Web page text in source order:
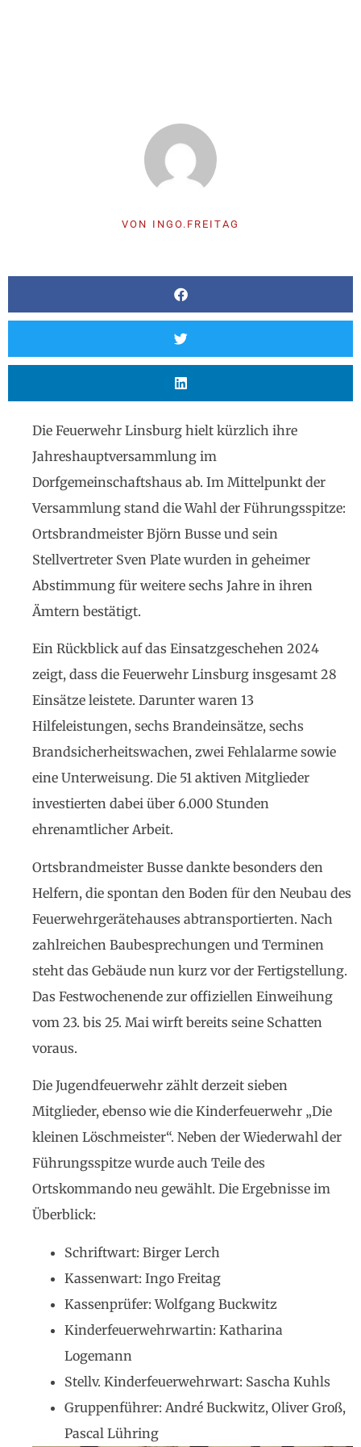
VON INGO.FREITAG
Die Feuerwehr Linsburg hielt kürzlich ihre
Jahreshauptversammlung im
Dorfgemeinschaftshaus ab. Im Mittelpunkt der
Versammlung stand die Wahl der Führungsspitze:
Ortsbrandmeister Björn Busse und sein
Stellvertreter Sven Plate wurden in geheimer
Abstimmung für weitere sechs Jahre in ihren
Ämtern bestätigt.
Ein Rückblick auf das Einsatzgeschehen 2024
zeigt, dass die Feuerwehr Linsburg insgesamt 28
Einsätze leistete. Darunter waren 13
Hilfeleistungen, sechs Brandeinsätze, sechs
Brandsicherheitswachen, zwei Fehlalarme sowie
eine Unterweisung. Die 51 aktiven Mitglieder
investierten dabei über 6.000 Stunden
ehrenamtlicher Arbeit.
Ortsbrandmeister Busse dankte besonders den
Helfern, die spontan den Boden für den Neubau des
Feuerwehrgerätehauses abtransportierten. Nach
zahlreichen Baubesprechungen und Terminen
steht das Gebäude nun kurz vor der Fertigstellung.
Das Festwochenende zur offiziellen Einweihung
vom 23. bis 25. Mai wirft bereits seine Schatten
voraus.
Die Jugendfeuerwehr zählt derzeit sieben
Mitglieder, ebenso wie die Kinderfeuerwehr „Die
kleinen Löschmeister“. Neben der Wiederwahl der
Führungsspitze wurde auch Teile des
Ortskommando neu gewählt. Die Ergebnisse im
Überblick:
Schriftwart: Birger Lerch
Kassenwart: Ingo Freitag
Kassenprüfer: Wolfgang Buckwitz
Kinderfeuerwehrwartin: Katharina
Logemann
Stellv. Kinderfeuerwehrwart: Sascha Kuhls
Gruppenführer: André Buckwitz, Oliver Groß,
Pascal Lühring